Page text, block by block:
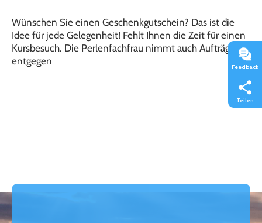
Wünschen Sie einen Geschenkgutschein? Das ist die
Idee für jede Gelegenheit! Fehlt Ihnen die Zeit für einen
Kursbesuch. Die Perlenfachfrau nimmt auch Aufträge
entgegen
Feedback
Teilen